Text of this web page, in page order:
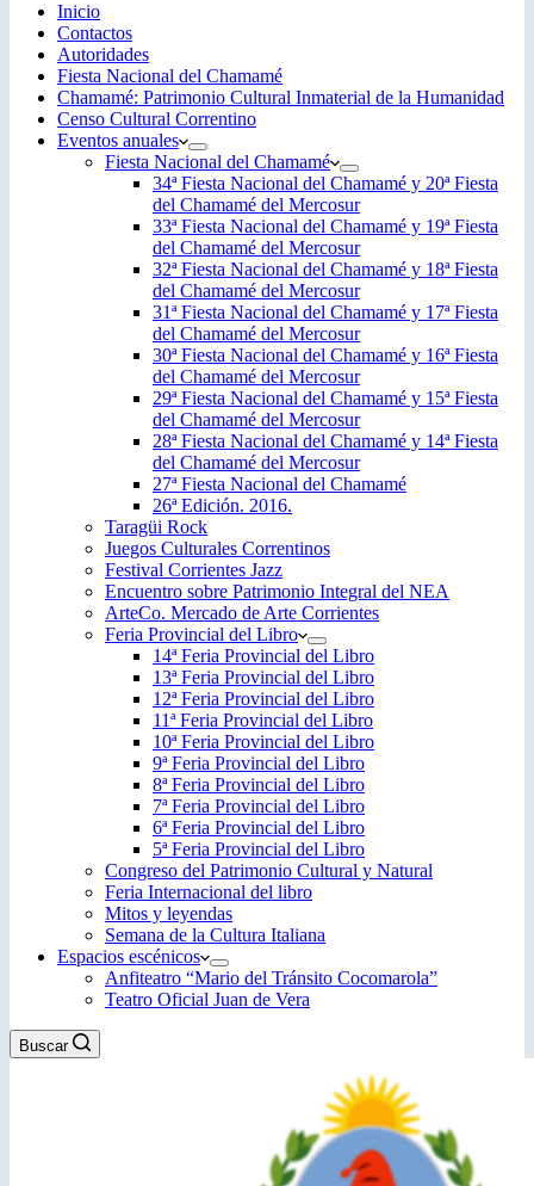
Inicio
Contactos
Autoridades
Fiesta Nacional del Chamamé
Chamamé: Patrimonio Cultural Inmaterial de la Humanidad
Censo Cultural Correntino
Eventos anuales
Fiesta Nacional del Chamamé
34ª Fiesta Nacional del Chamamé y 20ª Fiesta
del Chamamé del Mercosur
33ª Fiesta Nacional del Chamamé y 19ª Fiesta
del Chamamé del Mercosur
32ª Fiesta Nacional del Chamamé y 18ª Fiesta
del Chamamé del Mercosur
31ª Fiesta Nacional del Chamamé y 17ª Fiesta
del Chamamé del Mercosur
30ª Fiesta Nacional del Chamamé y 16ª Fiesta
del Chamamé del Mercosur
29ª Fiesta Nacional del Chamamé y 15ª Fiesta
del Chamamé del Mercosur
28ª Fiesta Nacional del Chamamé y 14ª Fiesta
del Chamamé del Mercosur
27ª Fiesta Nacional del Chamamé
26ª Edición. 2016.
Taragüi Rock
Juegos Culturales Correntinos
Festival Corrientes Jazz
Encuentro sobre Patrimonio Integral del NEA
ArteCo. Mercado de Arte Corrientes
Feria Provincial del Libro
14ª Feria Provincial del Libro
13ª Feria Provincial del Libro
12ª Feria Provincial del Libro
11ª Feria Provincial del Libro
10ª Feria Provincial del Libro
9ª Feria Provincial del Libro
8ª Feria Provincial del Libro
7ª Feria Provincial del Libro
6ª Feria Provincial del Libro
5ª Feria Provincial del Libro
Congreso del Patrimonio Cultural y Natural
Feria Internacional del libro
Mitos y leyendas
Semana de la Cultura Italiana
Espacios escénicos
Anfiteatro “Mario del Tránsito Cocomarola”
Teatro Oficial Juan de Vera
Buscar